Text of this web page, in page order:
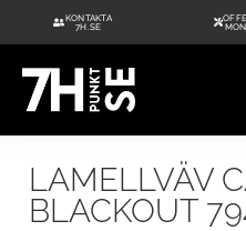
KONTAKTA
7H.SE
LAMELLVÄV
BLACKOUT